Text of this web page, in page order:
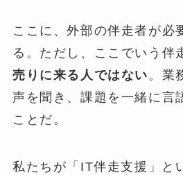
ここに、外部の伴走者が必
る。ただし、ここでいう伴
売りに来る人ではない。業
声を聞き、課題を一緒に言
ことだ。
私たちが「IT伴走支援」と